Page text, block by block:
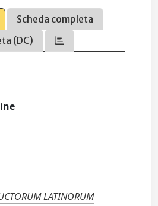
Scheda completa
(DC)
LATINORUM